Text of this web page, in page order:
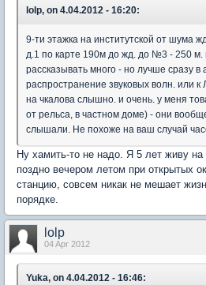
lolp, on 4.04.2012 - 16:20:
9-ти этажка на институтской от шума
д.1 по карте 190м до жд. до №3 - 250
рассказывать много - но лучше сразу
распространение звуковых волн. или к
на чкалова слышно. и очень. у меня
от рельса, в частном доме) - они
слышали. Не похоже на ваш случай
Ну хамить-то не надо. Я 5 лет живу
поздно вечером летом при открытых
станцию, совсем никак не мешает
порядке.
lolp
04 Apr 2012
Yuka, on 4.04.2012 - 16:46: